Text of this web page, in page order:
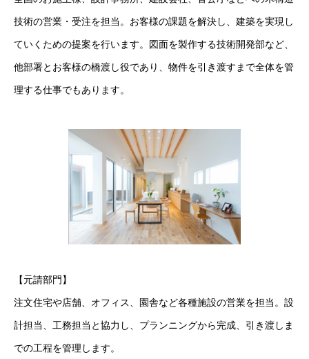
技術の営業・受注を担当。お客様の課題を解決し、建築を実現し
ていくための提案を行います。図面を製作する技術開発部など、
他部署とお客様の橋渡し役であり、物件を引き渡すまで全体を管
理する仕事でもあります。
【元請部門】
注文住宅や店舗、オフィス、園舎など各種施設の営業を担当。設
計担当、工務担当と協力し、プランニングから完成、引き渡しま
での工程を管理します。